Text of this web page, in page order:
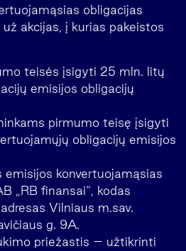
obligacijas
akcijas, į kurias pakeistos
teisės įsigyti 25 mln. litų
emisijos obligacijų
pirmumo teisę įsigyti
obligacijų emisijos
emisijos konvertuojamąsias
„RB finansai“, kodas
Vilniaus m.sav.
g. 9A.
priežastis – užtikrinti